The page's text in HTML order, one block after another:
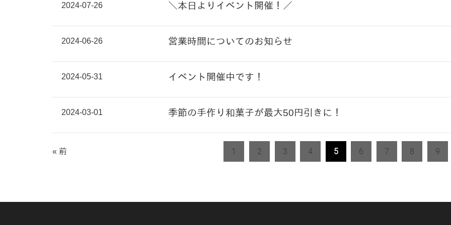
2024-07-26 ＼本日よりイベント開催！／
2024-06-26 営業時間についてのお知らせ
2024-05-31 イベント開催中です！
2024-03-01 季節の手作り和菓子が最大50円引きに！
« 前 1 2 3 4 5 6 7 8 9